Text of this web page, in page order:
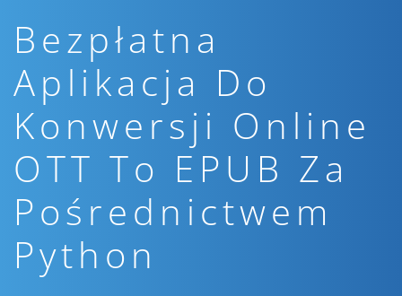
Bezpłatna
Aplikacja Do
Konwersji Online
OTT To EPUB Za
Pośrednictwem
Python